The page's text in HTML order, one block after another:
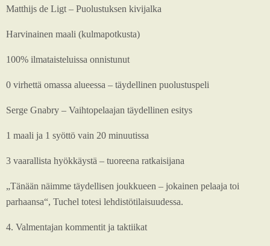
Matthijs de Ligt – Puolustuksen kivijalka
Harvinainen maali (kulmapotkusta)
100% ilmataisteluissa onnistunut
0 virhettä omassa alueessa – täydellinen puolustuspeli
Serge Gnabry – Vaihtopelaajan täydellinen esitys
1 maali ja 1 syöttö vain 20 minuutissa
3 vaarallista hyökkäystä – tuoreena ratkaisijana
„Tänään näimme täydellisen joukkueen – jokainen pelaaja toi
parhaansa“, Tuchel totesi lehdistötilaisuudessa.
4. Valmentajan kommentit ja taktiikat